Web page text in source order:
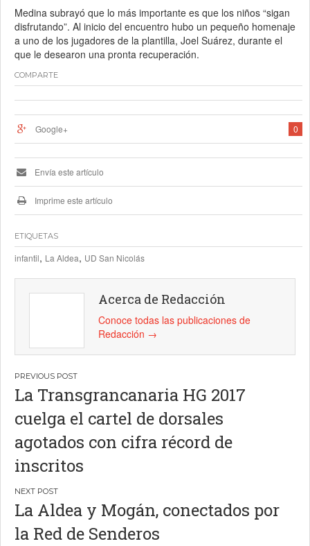
Medina subrayó que lo más importante es que los niños “sigan
disfrutando”. Al inicio del encuentro hubo un pequeño homenaje
a uno de los jugadores de la plantilla, Joel Suárez, durante el
que le desearon una pronta recuperación.
COMPARTE
0
Google+
Envía este artículo
Imprime este artículo
ETIQUETAS
infantil, La Aldea, UD San Nicolás
Acerca de Redacción
Conoce todas las publicaciones de
Redacción →
Navegación
de
entradas
La Transgrancanaria HG 2017
cuelga el cartel de dorsales
agotados con cifra récord de
inscritos
La Aldea y Mogán, conectados por
la Red de Senderos